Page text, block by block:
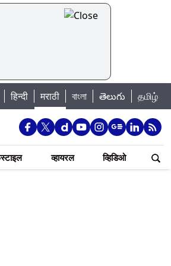
मुंबई पाणीपुरवठा अपडेट: शहरातील 7 तलावांमधील
हिन्दी मराठी বাংলা తెలుగు தமிழ்
व्हायरल व्हिडिओ